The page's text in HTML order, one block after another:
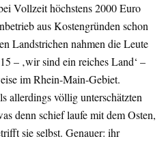
Vollzeit höchstens 2000 Euro
aus Kostengründen schon
Landstrichen nahmen die Leute
– ‚wir sind ein reiches Land‘ –
im Rhein-Main-Gebiet.
allerdings völlig unterschätzten
denn schief laufe mit dem Osten,
sie selbst. Genauer: ihr